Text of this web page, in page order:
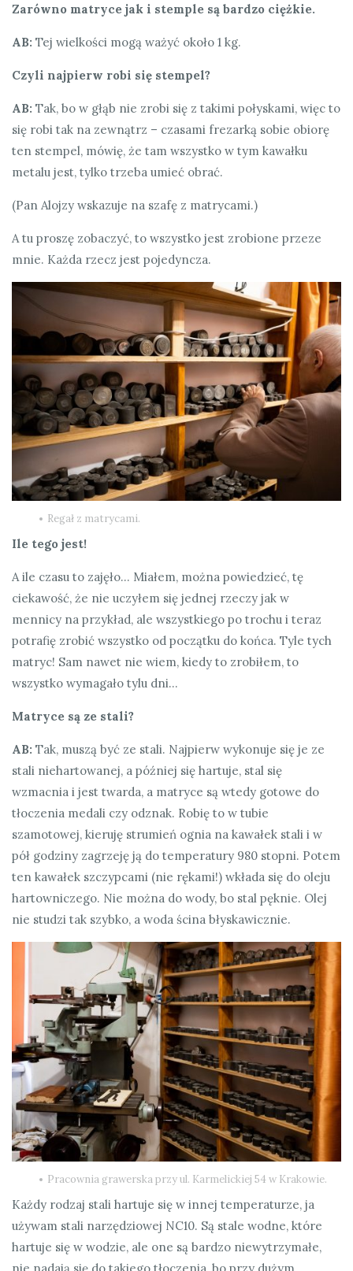
Zarówno matryce jak i stemple są bardzo ciężkie.
AB: Tej wielkości mogą ważyć około 1 kg.
Czyli najpierw robi się stempel?
AB: Tak, bo w głąb nie zrobi się z takimi połyskami, więc to
się robi tak na zewnątrz – czasami frezarką sobie obiorę
ten stempel, mówię, że tam wszystko w tym kawałku
metalu jest, tylko trzeba umieć obrać.
(Pan Alojzy wskazuje na szafę z matrycami.)
A tu proszę zobaczyć, to wszystko jest zrobione przeze
mnie. Każda rzecz jest pojedyncza.
Regał z matrycami.
Ile tego jest!
A ile czasu to zajęło… Miałem, można powiedzieć, tę
ciekawość, że nie uczyłem się jednej rzeczy jak w
mennicy na przykład, ale wszystkiego po trochu i teraz
potrafię zrobić wszystko od początku do końca. Tyle tych
matryc! Sam nawet nie wiem, kiedy to zrobiłem, to
wszystko wymagało tylu dni…
Matryce są ze stali?
AB: Tak, muszą być ze stali. Najpierw wykonuje się je ze
stali niehartowanej, a później się hartuje, stal się
wzmacnia i jest twarda, a matryce są wtedy gotowe do
tłoczenia medali czy odznak. Robię to w tubie
szamotowej, kieruję strumień ognia na kawałek stali i w
pół godziny zagrzeję ją do temperatury 980 stopni. Potem
ten kawałek szczypcami (nie rękami!) wkłada się do oleju
hartowniczego. Nie można do wody, bo stal pęknie. Olej
nie studzi tak szybko, a woda ścina błyskawicznie.
Pracownia grawerska przy ul. Karmelickiej 54 w Krakowie.
Każdy rodzaj stali hartuje się w innej temperaturze, ja
używam stali narzędziowej NC10. Są stale wodne, które
hartuje się w wodzie, ale one są bardzo niewytrzymałe,
nie nadają się do takiego tłoczenia, bo przy dużym